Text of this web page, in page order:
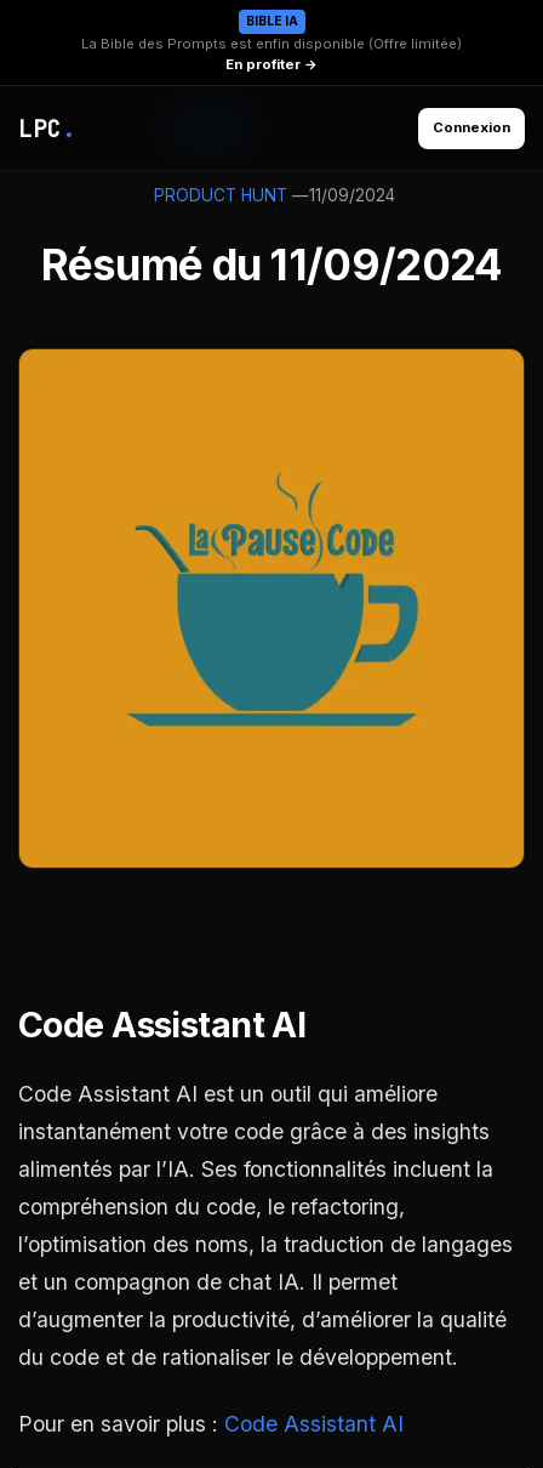
BIBLE IA
La Bible des Prompts est enfin disponible (Offre limitée)
En profiter →
LPC . Connexion
PRODUCT HUNT —11/09/2024
Résumé du 11/09/2024
Code Assistant AI
Code Assistant AI est un outil qui améliore
instantanément votre code grâce à des insights
alimentés par l’IA. Ses fonctionnalités incluent la
compréhension du code, le refactoring,
l’optimisation des noms, la traduction de langages
et un compagnon de chat IA. Il permet
d’augmenter la productivité, d’améliorer la qualité
du code et de rationaliser le développement.
Pour en savoir plus : Code Assistant AI